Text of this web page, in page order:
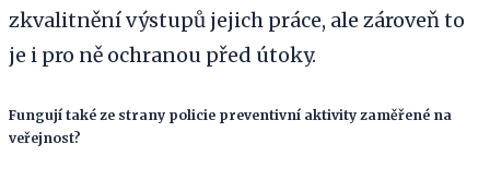
zkvalitnění výstupů jejich práce, ale zároveň to
je i pro ně ochranou před útoky.
Fungují také ze strany policie preventivní aktivity zaměřené na
veřejnost?